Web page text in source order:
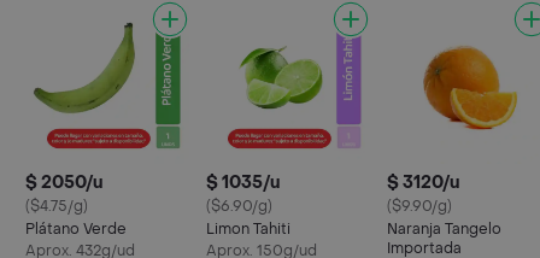
$ 2050/u
($4.75/g)
Plátano Verde
Aprox. 432g/ud
$ 1035/u
($6.90/g)
Limon Tahiti
Aprox. 150g/ud
$ 3120/u
($9.90/g)
Naranja Tangelo
Importada